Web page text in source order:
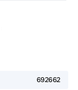
692662